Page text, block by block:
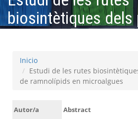
biosintètiques dels
Inicio
Estudi de les rutes
de ramnolípids en microalgues
Autor/a
Abstract